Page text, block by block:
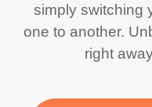
simply switching
one to another.
right